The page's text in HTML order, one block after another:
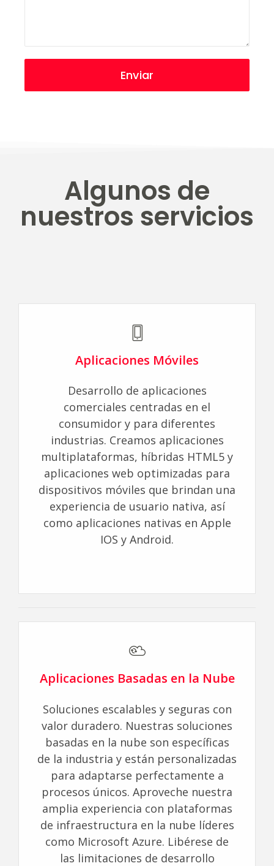
Algunos de
nuestros servicios
Aplicaciones Móviles
Desarrollo de aplicaciones
comerciales centradas en el
consumidor y para diferentes
industrias. Creamos aplicaciones
multiplataformas, híbridas HTML5 y
aplicaciones web optimizadas para
dispositivos móviles que brindan una
experiencia de usuario nativa, así
como aplicaciones nativas en Apple
IOS y Android.
Aplicaciones Basadas en la Nube
Soluciones escalables y seguras con
valor duradero. Nuestras soluciones
basadas en la nube son específicas
de la industria y están personalizadas
para adaptarse perfectamente a
procesos únicos. Aproveche nuestra
amplia experiencia con plataformas
de infraestructura en la nube líderes
como Microsoft Azure. Libérese de
las limitaciones de desarrollo